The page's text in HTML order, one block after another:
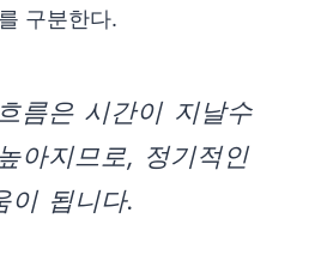
구분한다.
름은 시간이 지날수
아지므로, 정기적인
이 됩니다.